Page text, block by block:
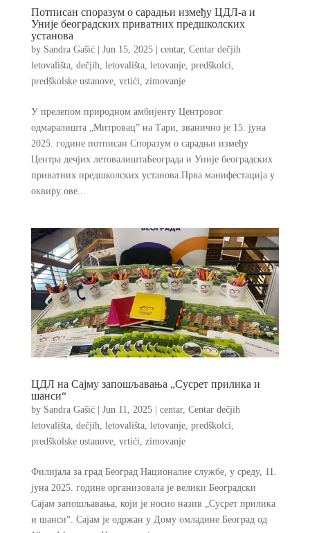
Потписан споразум о сарадњи између ЦДЛ-а и
Уније београдских приватних предшколских
установа
by Sandra Gašić| Jun 15, 2025| centar, Centar dečjih
letovališta, dečjih letovališta, letovanje, predškolci
predškolske ustanove, vrtići zimovanje
У прелепом природном амбијенту Центровог
одмаралишта „Митровац” на Тари, званично je 15. јуна
2025. године потписан Споразум о сарадњи између
Центра дечјих летовалиштаБеограда и Уније београдских
приватних предшколских установа.Прва манифестација у
оквиру ове...
ЦДЛ на Сајму запошљавања „Сусрет прилика и
шанси“
by Sandra Gašić| Jun 11, 2025| centar, Centar dečjih
letovališta, dečjih, letovališta, letovanje, predškolci,
predškolske ustanove, vrtići, zimovanje
Филијала за град Београд Националне службе, у среду, 11.
јуна 2025. године организовала је велики Београдски
Сајам запошљавања, који је носио назив „Сусрет прилика
и шанси“. Сајам је одржан у Дому омладине Београд од